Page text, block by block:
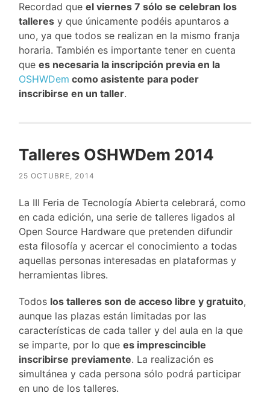
Recordad queel viernes 7 sólo se celebran los
talleres y que únicamente podéis apuntaros a
uno, ya que todos se realizan en la mismo franja
horaria. También es importante tener en cuenta
quees necesaria la inscripción previa en la
OSHWDem como asistente para poder
inscribirse en un taller.
Talleres OSHWDem 2014
25 OCTUBRE, 2014
La III Feria de Tecnología Abierta celebrará, como
en cada edición, una serie de talleres ligados al
Open Source Hardware que pretenden difundir
esta filosofía y acercar el conocimiento a todas
aquellas personas interesadas en plataformas y
herramientas libres.
Todos los talleres son de acceso libre y gratuito,
aunque las plazas están limitadas por las
características de cada taller y del aula en la que
se imparte, por lo quees imprescincible
inscribirse previamente. La realización es
simultánea y cada persona sólo podrá participar
en uno de los talleres.